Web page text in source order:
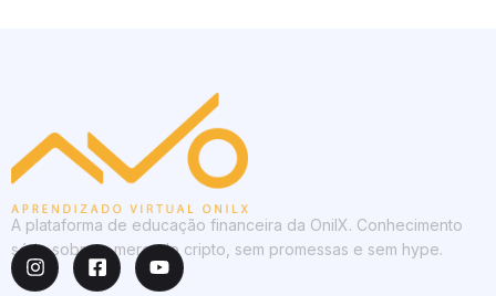
A plataforma de educação financeira da OnilX. Conhecimento
sério sobre o mercado cripto, sem promessas e sem hype.